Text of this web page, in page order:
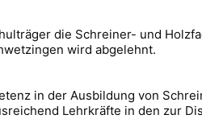
die Schreiner- und
wird abgelehnt.
in der Ausbildung von
Lehrkräfte in den zur